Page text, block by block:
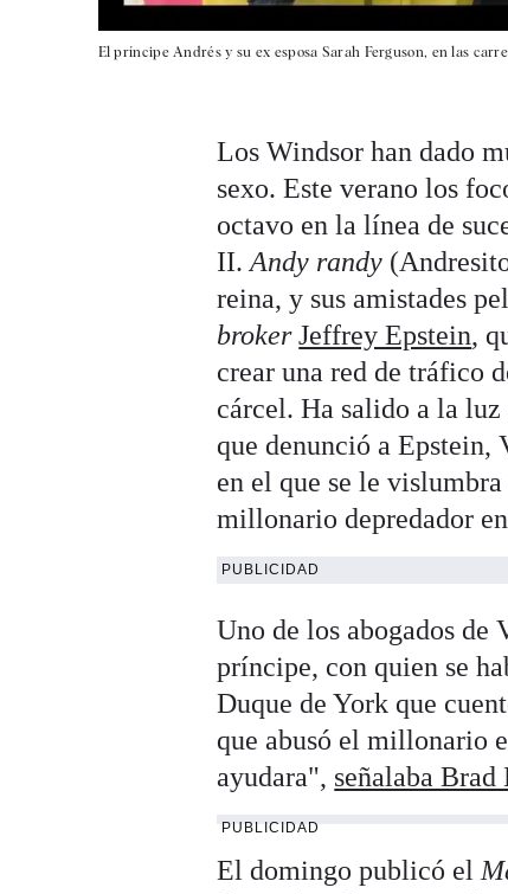
El príncipe Andrés y su ex esposa Sarah Ferguson, en las
Los Windsor han dado
sexo. Este verano los
octavo en la línea de
II.Andy randy
reina, y sus amistades
broker Jeffrey Epstein,
crear una red de tráfico
cárcel. Ha salido a la
que denunció a
en el que se le
millonario depredador
PUBLICIDAD
Uno de los abogados de
príncipe, con quien se
Duque de York que
que abusó el millonario
ayudara", señalaba Brad
PUBLICIDAD
El domingo publicó el